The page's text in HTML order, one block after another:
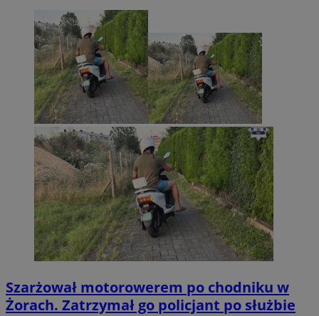
Szarżował motorowerem po chodniku w
Żorach. Zatrzymał go policjant po służbie